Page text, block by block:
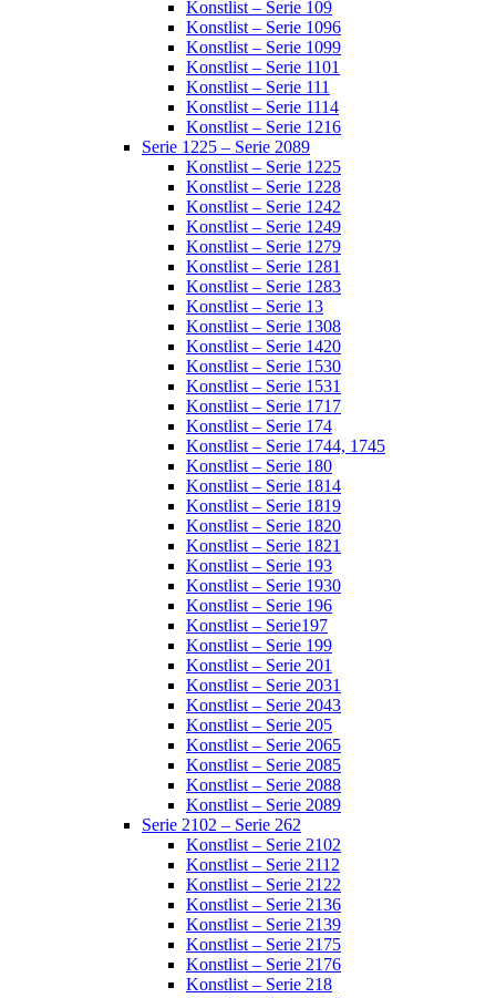
Konstlist – Serie 109
Konstlist – Serie 1096
Konstlist – Serie 1099
Konstlist – Serie 1101
Konstlist – Serie 111
Konstlist – Serie 1114
Konstlist – Serie 1216
Serie 1225 – Serie 2089
Konstlist – Serie 1225
Konstlist – Serie 1228
Konstlist – Serie 1242
Konstlist – Serie 1249
Konstlist – Serie 1279
Konstlist – Serie 1281
Konstlist – Serie 1283
Konstlist – Serie 13
Konstlist – Serie 1308
Konstlist – Serie 1420
Konstlist – Serie 1530
Konstlist – Serie 1531
Konstlist – Serie 1717
Konstlist – Serie 174
Konstlist – Serie 1744, 1745
Konstlist – Serie 180
Konstlist – Serie 1814
Konstlist – Serie 1819
Konstlist – Serie 1820
Konstlist – Serie 1821
Konstlist – Serie 193
Konstlist – Serie 1930
Konstlist – Serie 196
Konstlist – Serie197
Konstlist – Serie 199
Konstlist – Serie 201
Konstlist – Serie 2031
Konstlist – Serie 2043
Konstlist – Serie 205
Konstlist – Serie 2065
Konstlist – Serie 2085
Konstlist – Serie 2088
Konstlist – Serie 2089
Serie 2102 – Serie 262
Konstlist – Serie 2102
Konstlist – Serie 2112
Konstlist – Serie 2122
Konstlist – Serie 2136
Konstlist – Serie 2139
Konstlist – Serie 2175
Konstlist – Serie 2176
Konstlist – Serie 218